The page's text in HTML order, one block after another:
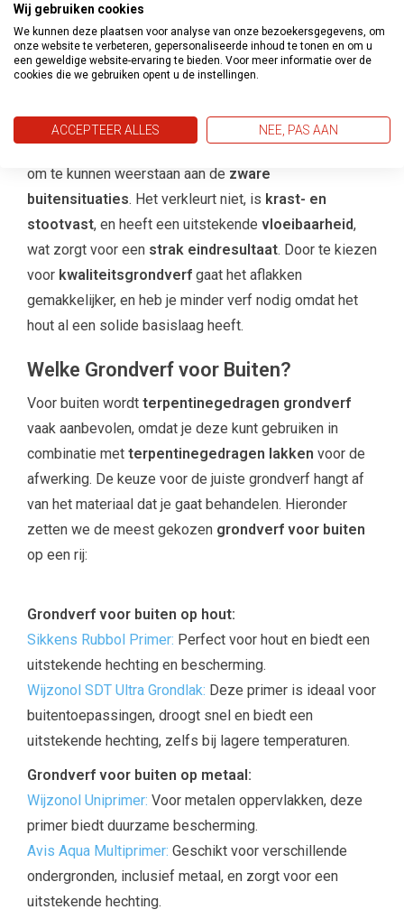
hechtingvan de verf. Deze extra laag biedt
bescherming tegen weersomstandigheden,
waardoor je houtwerk bestand is tegen verschillende
temperaturen,krassenen stoten.
Onzegrondverf voor buitenis speciaal ontwikkeld
om te kunnen weerstaan aan de zware
buitensituaties. Het verkleurt niet, is krast- en
stootvast, en heeft een uitstekende vloeibaarheid,
wat zorgt voor een strak eindresultaat. Door te kiezen
voor kwaliteitsgrondverf gaat het aflakken
gemakkelijker, en heb je minder verf nodig omdat het
hout al een solide basislaag heeft.
Welke Grondverf voor Buiten?
Voor buiten wordt terpentinegedragen grondverf
vaak aanbevolen, omdat je deze kunt gebruiken in
combinatie met terpentinegedragen lakken voor de
afwerking. De keuze voor de juiste grondverf hangt af
van het materiaal dat je gaat behandelen. Hieronder
zetten we de meest gekozen grondverf voor buiten
op een rij:
Grondverf voor buiten op hout:
Sikkens Rubbol Primer: Perfect voor hout en biedt een
uitstekende hechting en bescherming.
Wijzonol SDT Ultra Grondlak: Deze primer is ideaal voor
buitentoepassingen, droogt snel en biedt een
uitstekende hechting, zelfs bij lagere temperaturen.
Grondverf voor buiten op metaal:
Wijzonol Uniprimer: Voor metalen oppervlakken, deze
primer biedt duurzame bescherming.
Avis Aqua Multiprimer: Geschikt voor verschillende
ondergronden, inclusief metaal, en zorgt voor een
uitstekende hechting.
Wij gebruiken cookies
We kunnen deze plaatsen voor analyse van onze bezoekersgegevens, om
onze website te verbeteren, gepersonaliseerde inhoud te tonen en om u
een geweldige website-ervaring te bieden. Voor meer informatie over de
cookies die we gebruiken opent u de instellingen.
ACCEPTEER ALLES NEE, PAS AAN